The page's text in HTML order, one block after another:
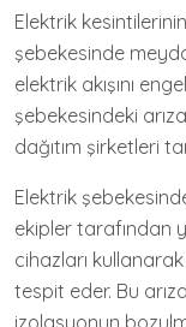
Elektrik
şebekesinde
elektrik akışını
şebekesindeki
dağıtım şirketleri
Elektrik
ekipler tarafından
cihazları
tespit eder. Bu
izolasyonun